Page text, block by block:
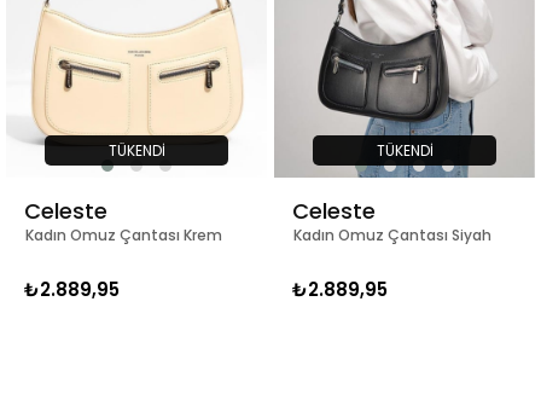
TÜKENDI
Kadın Omuz Çantası Krem
Celeste
₺2.889,95
TÜKENDI
Kadın Omuz Çantası Siyah
Celeste
₺2.889,95